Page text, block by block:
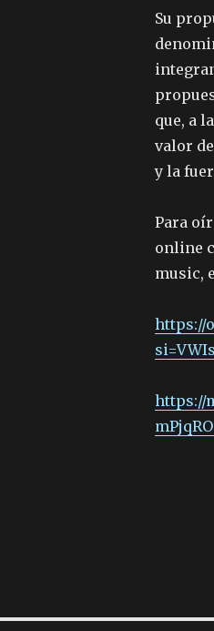
Su
que, a
valor
y la
Para
online
music,
https://
https://